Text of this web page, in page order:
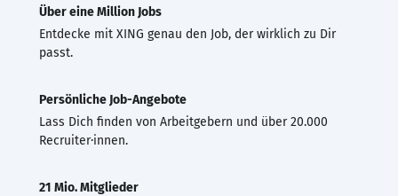
Über eine Million Jobs
Entdecke mit XING genau den Job, der wirklich zu Dir
passt.
Persönliche Job-Angebote
Lass Dich finden von Arbeitgebern und über 20.000
Recruiter·innen.
21 Mio. Mitglieder